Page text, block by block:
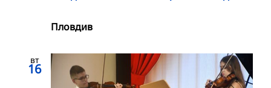
Пловдив
вт
16